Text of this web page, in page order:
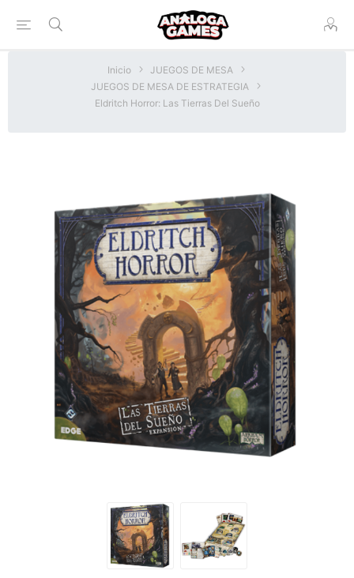
Inicio
JUEGOS DE MESA
JUEGOS DE MESA DE ESTRATEGIA
Eldritch Horror: Las Tierras Del Sueño